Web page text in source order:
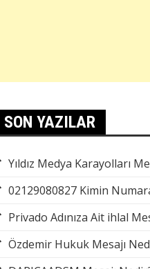
SON YAZILAR
Yıldız Medya Karayolları
02129080827 Kimin
Privado Adınıza Ait ihlal
Özdemir Hukuk Mesajı